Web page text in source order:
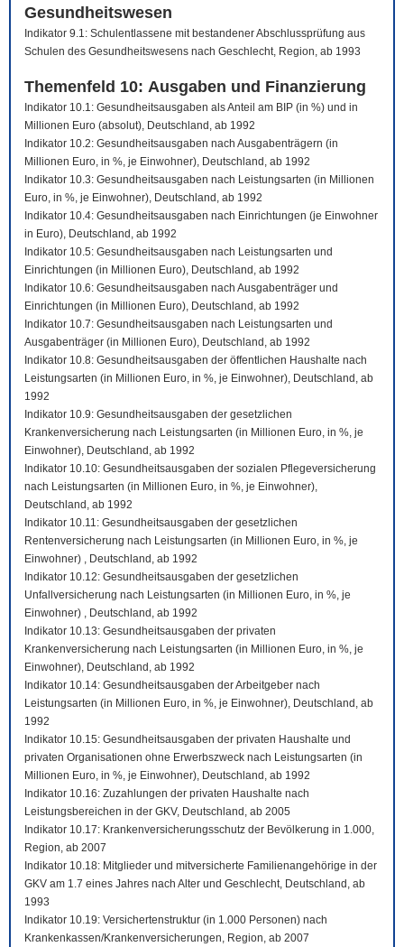
Gesundheitswesen
Indikator 9.1: Schulentlassene mit bestandener Abschlussprüfung aus
Schulen des Gesundheitswesens nach Geschlecht, Region, ab 1993
Themenfeld 10: Ausgaben und Finanzierung
Indikator 10.1: Gesundheitsausgaben als Anteil am BIP (in %) und in
Millionen Euro (absolut), Deutschland, ab 1992
Indikator 10.2: Gesundheitsausgaben nach Ausgabenträgern (in
Millionen Euro, in %, je Einwohner), Deutschland, ab 1992
Indikator 10.3: Gesundheitsausgaben nach Leistungsarten (in Millionen
Euro, in %, je Einwohner), Deutschland, ab 1992
Indikator 10.4: Gesundheitsausgaben nach Einrichtungen (je Einwohner
in Euro), Deutschland, ab 1992
Indikator 10.5: Gesundheitsausgaben nach Leistungsarten und
Einrichtungen (in Millionen Euro), Deutschland, ab 1992
Indikator 10.6: Gesundheitsausgaben nach Ausgabenträger und
Einrichtungen (in Millionen Euro), Deutschland, ab 1992
Indikator 10.7: Gesundheitsausgaben nach Leistungsarten und
Ausgabenträger (in Millionen Euro), Deutschland, ab 1992
Indikator 10.8: Gesundheitsausgaben der öffentlichen Haushalte nach
Leistungsarten (in Millionen Euro, in %, je Einwohner), Deutschland, ab
1992
Indikator 10.9: Gesundheitsausgaben der gesetzlichen
Krankenversicherung nach Leistungsarten (in Millionen Euro, in %, je
Einwohner), Deutschland, ab 1992
Indikator 10.10: Gesundheitsausgaben der sozialen Pflegeversicherung
nach Leistungsarten (in Millionen Euro, in %, je Einwohner),
Deutschland, ab 1992
Indikator 10.11: Gesundheitsausgaben der gesetzlichen
Rentenversicherung nach Leistungsarten (in Millionen Euro, in %, je
Einwohner) , Deutschland, ab 1992
Indikator 10.12: Gesundheitsausgaben der gesetzlichen
Unfallversicherung nach Leistungsarten (in Millionen Euro, in %, je
Einwohner) , Deutschland, ab 1992
Indikator 10.13: Gesundheitsausgaben der privaten
Krankenversicherung nach Leistungsarten (in Millionen Euro, in %, je
Einwohner), Deutschland, ab 1992
Indikator 10.14: Gesundheitsausgaben der Arbeitgeber nach
Leistungsarten (in Millionen Euro, in %, je Einwohner), Deutschland, ab
1992
Indikator 10.15: Gesundheitsausgaben der privaten Haushalte und
privaten Organisationen ohne Erwerbszweck nach Leistungsarten (in
Millionen Euro, in %, je Einwohner), Deutschland, ab 1992
Indikator 10.16: Zuzahlungen der privaten Haushalte nach
Leistungsbereichen in der GKV, Deutschland, ab 2005
Indikator 10.17: Krankenversicherungsschutz der Bevölkerung in 1.000,
Region, ab 2007
Indikator 10.18: Mitglieder und mitversicherte Familienangehörige in der
GKV am 1.7 eines Jahres nach Alter und Geschlecht, Deutschland, ab
1993
Indikator 10.19: Versichertenstruktur (in 1.000 Personen) nach
Krankenkassen/Krankenversicherungen, Region, ab 2007